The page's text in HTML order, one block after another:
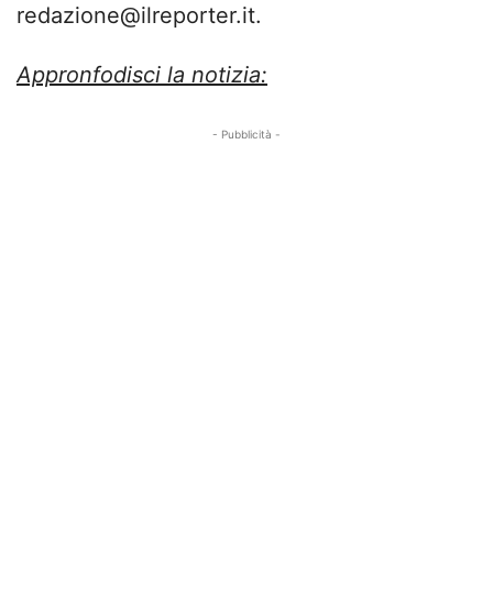
redazione@ilreporter.it.
Appronfodisci la notizia:
- Pubblicità -